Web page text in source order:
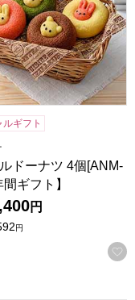
に登録する
ルギフト
ドーナツ 4個[ANM-
ギフト】
円
円